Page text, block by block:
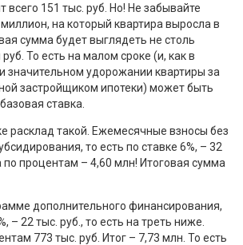
всего 151 тыс. руб. Но! Не забывайте
на который квартира выросла в
сумма будет выглядеть не столь
То есть на малом сроке (и, как в
значительном удорожании квартиры за
застройщиком ипотеки) может быть
ставка.
расклад такой. Ежемесячные взносы без
то есть по ставке 6%, – 32
по процентам – 4,60 млн! Итоговая сумма
дополнительного финансирования,
– 22 тыс. руб., то есть на треть ниже.
773 тыс. руб. Итог – 7,73 млн. То есть